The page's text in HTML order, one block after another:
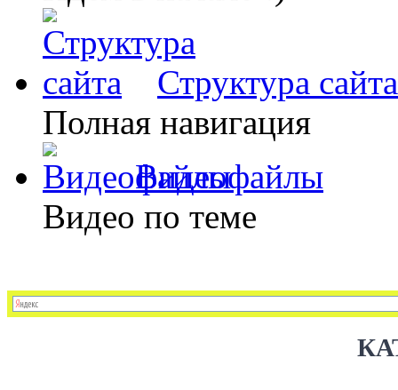
Структура сайта
Полная навигация
Видеофайлы
Видео по теме